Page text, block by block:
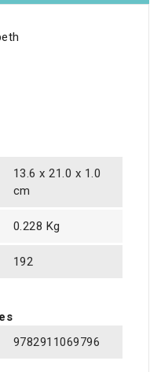
13.6 x 21.0 x 1.0
cm
0.228 Kg
192
9782911069796